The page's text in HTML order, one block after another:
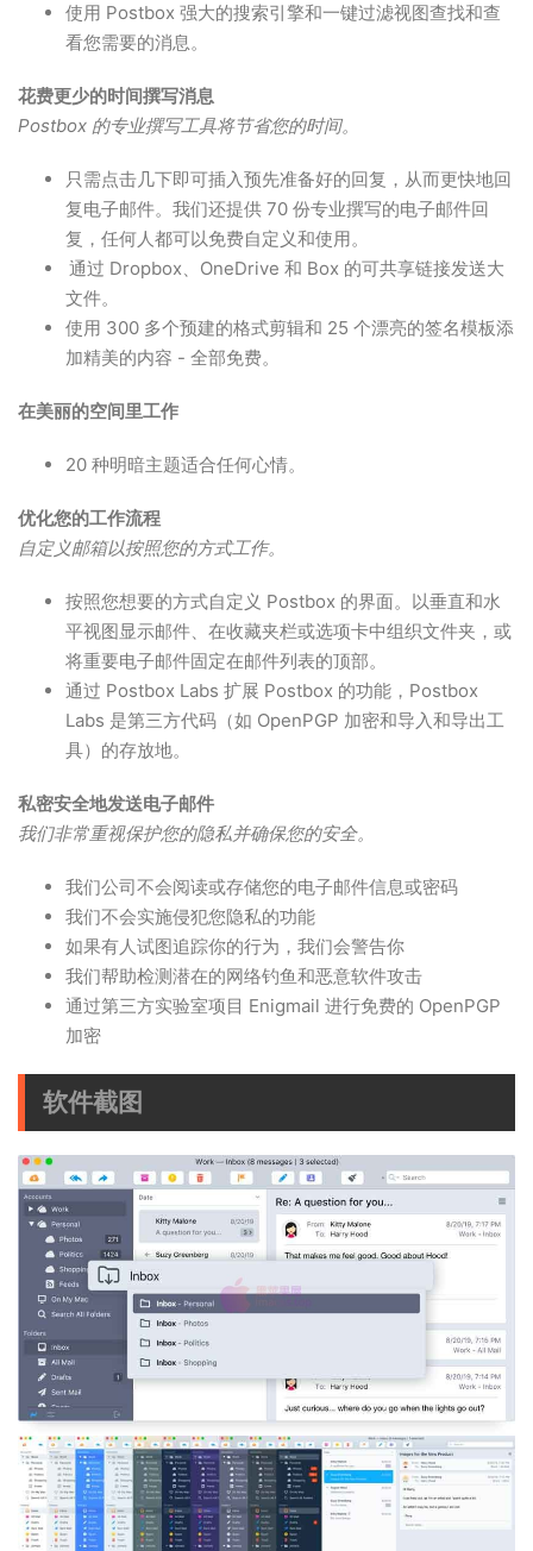
使用 Postbox 强大的搜索引擎和一键过滤视图查找和查
看您需要的消息。
花费更少的时间撰写消息
Postbox 的专业撰写工具将节省您的时间。
只需点击几下即可插入预先准备好的回复，从而更快地回
复电子邮件。我们还提供 70 份专业撰写的电子邮件回
复，任何人都可以免费自定义和使用。
通过 Dropbox、OneDrive 和 Box 的可共享链接发送大
文件。
使用 300 多个预建的格式剪辑和 25 个漂亮的签名模板添
加精美的内容 - 全部免费。
在美丽的空间里工作
20 种明暗主题适合任何心情。
优化您的工作流程
自定义邮箱以按照您的方式工作。
按照您想要的方式自定义 Postbox 的界面。以垂直和水
平视图显示邮件、在收藏夹栏或选项卡中组织文件夹，或
将重要电子邮件固定在邮件列表的顶部。
通过 Postbox Labs 扩展 Postbox 的功能，Postbox
Labs 是第三方代码（如 OpenPGP 加密和导入和导出工
具）的存放地。
私密安全地发送电子邮件
我们非常重视保护您的隐私并确保您的安全。
我们公司不会阅读或存储您的电子邮件信息或密码
我们不会实施侵犯您隐私的功能
如果有人试图追踪你的行为，我们会警告你
我们帮助检测潜在的网络钓鱼和恶意软件攻击
通过第三方实验室项目 Enigmail 进行免费的 OpenPGP
加密
软件截图